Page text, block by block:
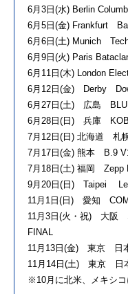
6月3日(水) Berlin
6月5日(金) Frankfurt
6月6日(土) Munich
6月9日(火) Paris
6月11日(木) London
6月12日(金) Derby
6月27日(土) 広島
6月28日(日) 兵庫
7月12日(日) 北海道 札
7月17日(金) 熊本 B.9
7月18日(土) 福岡 Zepp
9月20日(日) Taipei
11月1日(日) 愛知
11月3日(火・祝) 大阪
FINAL
11月13日(金) 東京 日
11月14日(土) 東京 日
※10月に北米、メキシコ